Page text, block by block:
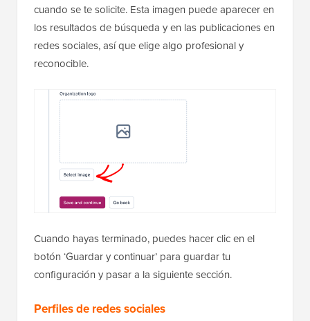
cuando se te solicite. Esta imagen puede aparecer en
los resultados de búsqueda y en las publicaciones en
redes sociales, así que elige algo profesional y
reconocible.
Cuando hayas terminado, puedes hacer clic en el
botón ‘Guardar y continuar’ para guardar tu
configuración y pasar a la siguiente sección.
Perfiles de redes sociales